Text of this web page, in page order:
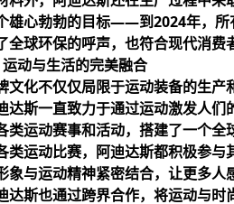
雄心勃勃的目标——到2024年，所
全球环保的呼声，也符合现代消费
动与生活的完美融合
文化不仅仅局限于运动装备的生
达斯一直致力于通过运动激发人们
类运动赛事和活动，搭建了一个
类运动比赛，阿迪达斯都积极参
象与运动精神紧密结合，让更多人
达斯也通过跨界合作，将运动与